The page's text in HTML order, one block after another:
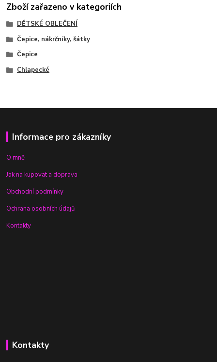
Zboží zařazeno v kategoriích
DĚTSKÉ OBLEČENÍ
Čepice, nákrčníky, šátky
Čepice
Chlapecké
Informace pro zákazníky
O mně
Jak na kupovat a doprava
Obchodní podmínky
Ochrana osobních údajů
Kontakty
Kontakty